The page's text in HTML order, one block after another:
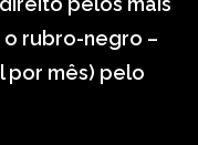
rubro-negro –
por mês) pelo